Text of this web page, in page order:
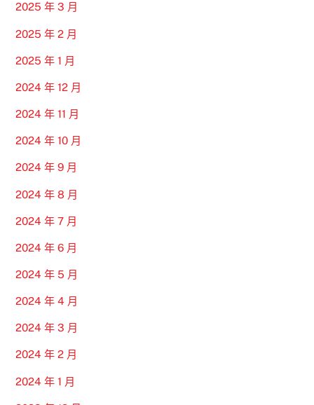
2025 年 3 月
2025 年 2 月
2025 年 1 月
2024 年 12 月
2024 年 11 月
2024 年 10 月
2024 年 9 月
2024 年 8 月
2024 年 7 月
2024 年 6 月
2024 年 5 月
2024 年 4 月
2024 年 3 月
2024 年 2 月
2024 年 1 月